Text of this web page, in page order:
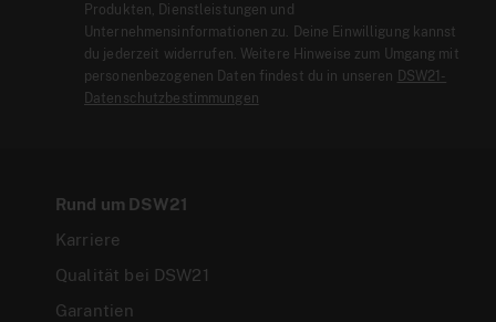
Produkten, Dienstleistungen und
Unternehmensinformationen zu. Deine Einwilligung kannst
du jederzeit widerrufen. Weitere Hinweise zum Umgang mit
personenbezogenen Daten findest du in unseren DSW21-
Datenschutzbestimmungen
Rund um DSW21
Karriere
Qualität bei DSW21
Garantien